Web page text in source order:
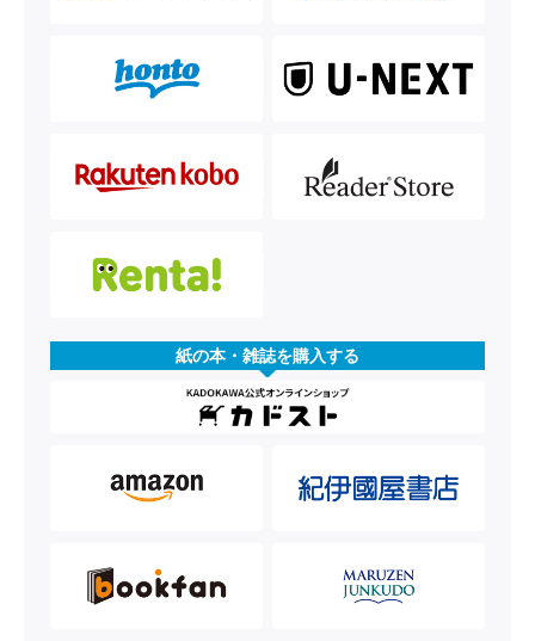
紙の本・雑誌を購入する